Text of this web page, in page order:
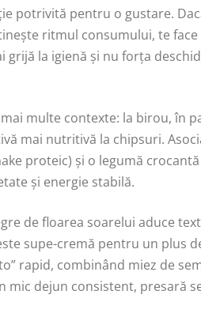
potrivită pentru o gustare.
ritmul consumului, te
grijă la igienă și nu forța
multe contexte: la birou, în
mai nutritivă la chipsuri.
proteic) și o legumă
și energie stabilă.
de floarea soarelui aduce
supe-cremă pentru un plus
rapid, combinând miez de
mic dejun consistent, presară